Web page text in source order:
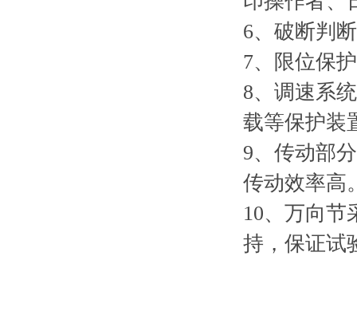
6、破断判
7、限位保
8、调速系
载等保护装
9、传动部
传动效率高
10、万向节
持，保证试